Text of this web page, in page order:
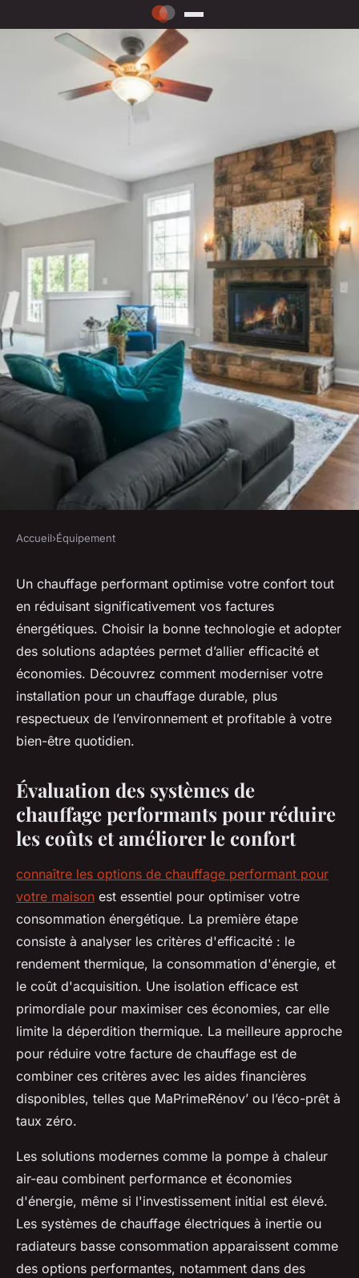
ÉQUIPEMENT
Chauffage performant :
comment améliorer confort et
économies
antoine•24 octobre 2025 •9 min de lecture
Accueil›Équipement
Un chauffage performant optimise votre confort tout
en réduisant significativement vos factures
énergétiques. Choisir la bonne technologie et adopter
des solutions adaptées permet d’allier efficacité et
économies. Découvrez comment moderniser votre
installation pour un chauffage durable, plus
respectueux de l’environnement et profitable à votre
bien-être quotidien.
Évaluation des systèmes de
chauffage performants pour réduire
les coûts et améliorer le confort
connaître les options de chauffage performant pour
votre maison est essentiel pour optimiser votre
consommation énergétique. La première étape
consiste à analyser les critères d'efficacité : le
rendement thermique, la consommation d'énergie, et
le coût d'acquisition. Une isolation efficace est
primordiale pour maximiser ces économies, car elle
limite la déperdition thermique. La meilleure approche
pour réduire votre facture de chauffage est de
combiner ces critères avec les aides financières
disponibles, telles que MaPrimeRénov’ ou l’éco-prêt à
taux zéro.
Les solutions modernes comme la pompe à chaleur
air-eau combinent performance et économies
d'énergie, même si l'investissement initial est élevé.
Les systèmes de chauffage électriques à inertie ou
radiateurs basse consommation apparaissent comme
des options performantes, notamment dans des